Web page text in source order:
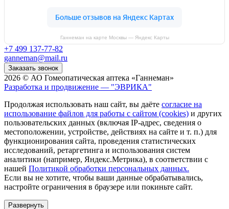
Ганнеман на карте Москвы — Яндекс Карты
+7 499 137-77-82
ganneman@mail.ru
Заказать звонок
2026 © АО Гомеопатическая аптека «Ганнеман»
Разработка и продвижение — "ЭВРИКА"
Продолжая использовать наш сайт, вы даёте согласие на
использование файлов для работы с сайтом (cookies) и других
пользовательских данных (включая IP-адрес, сведения о
местоположении, устройстве, действиях на сайте и т. п.) для
функционирования сайта, проведения статистических
исследований, ретаргетинга и использования систем
аналитики (например, Яндекс.Метрика), в соответствии с
нашей Политикой обработки персональных данных.
Если вы не хотите, чтобы ваши данные обрабатывались,
настройте ограничения в браузере или покиньте сайт.
Развернуть